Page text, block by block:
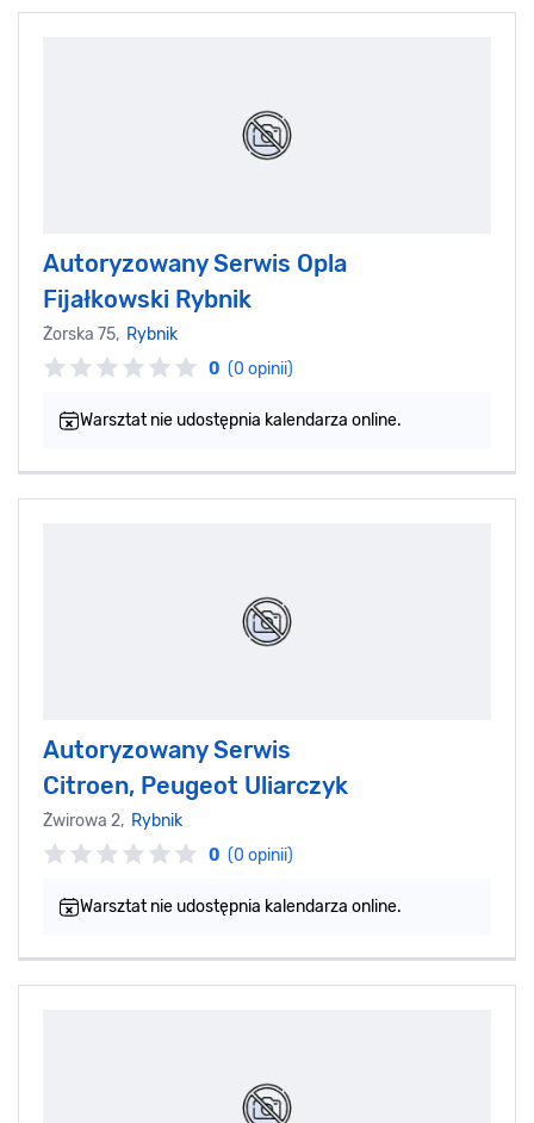
Autoryzowany Serwis Opla
Fijałkowski Rybnik
Żorska 75, Rybnik
0 (0 opinii)
Warsztat nie udostępnia kalendarza online.
Autoryzowany Serwis
Citroen, Peugeot Uliarczyk
Żwirowa 2, Rybnik
0 (0 opinii)
Warsztat nie udostępnia kalendarza online.